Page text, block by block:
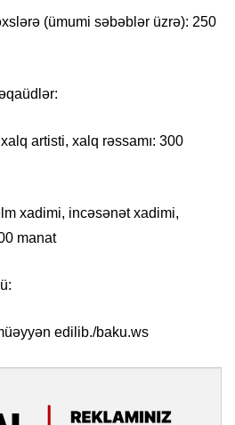
(ümumi səbəblər üzrə): 250
artisti, xalq rəssamı: 300
xadimi, incəsənət xadimi,
manat
edilib./baku.ws